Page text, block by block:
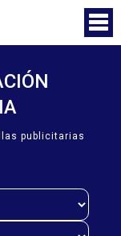
publicitarias